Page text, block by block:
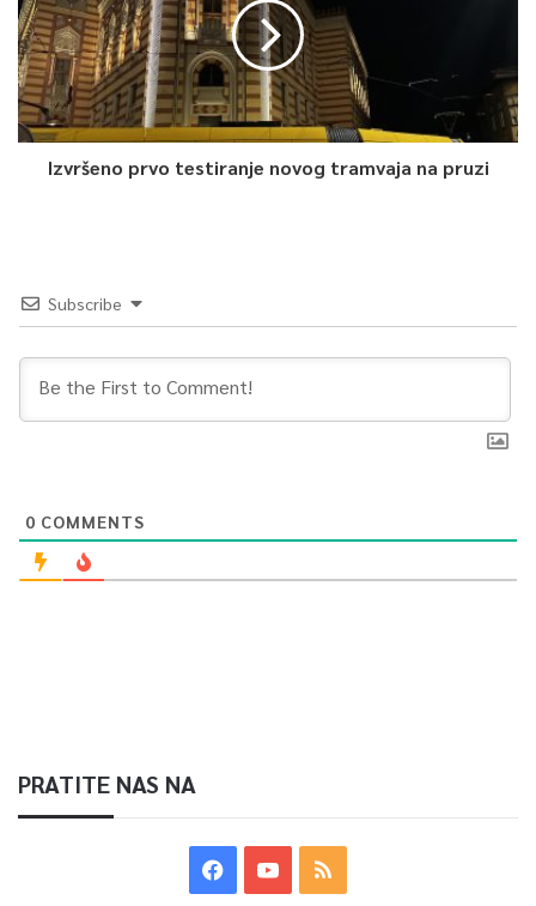
0
Article Rating
Izvršeno prvo testiranje novog tramvaja na pruzi
Subscribe
0 COMMENTS
PRATITE NAS NA